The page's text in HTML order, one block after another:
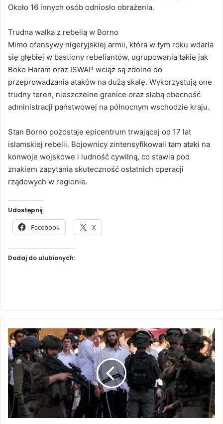
Około 16 innych osób odniosło obrażenia.
Trudna walka z rebelią w Borno
Mimo ofensywy nigeryjskiej armii, która w tym roku wdarła
się głębiej w bastiony rebeliantów, ugrupowania takie jak
Boko Haram oraz ISWAP wciąż są zdolne do
przeprowadzania ataków na dużą skalę. Wykorzystują one
trudny teren, nieszczelne granice oraz słabą obecność
administracji państwowej na północnym wschodzie kraju.
Stan Borno pozostaje epicentrum trwającej od 17 lat
islamskiej rebelii. Bojownicy zintensyfikowali tam ataki na
konwoje wojskowe i ludność cywilną, co stawia pod
znakiem zapytania skuteczność ostatnich operacji
rządowych w regionie.
Udostępnij:
Facebook X
Dodaj do ulubionych:
L
i
d
e
r
o
d